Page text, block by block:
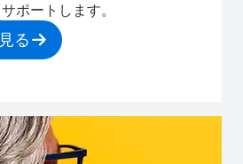
ポートします。
る